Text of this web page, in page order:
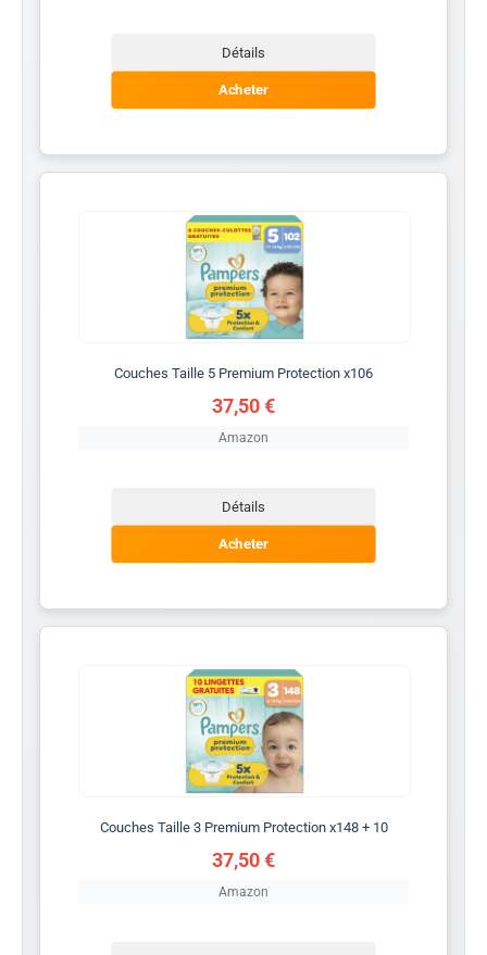
Détails
Acheter
Couches Taille 5 Premium Protection x106
37,50 €
Amazon
Détails
Acheter
Couches Taille 3 Premium Protection x148 + 10
37,50 €
Amazon